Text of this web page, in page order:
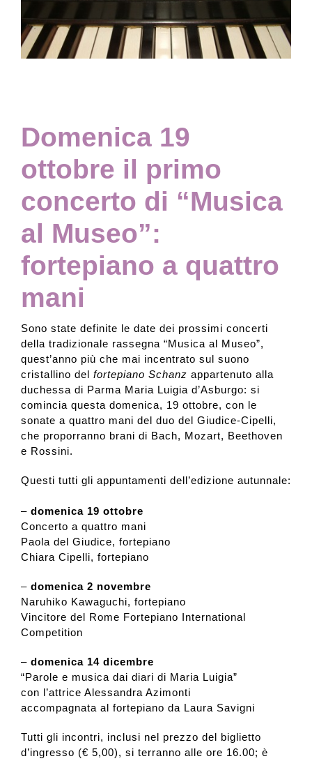
Collezione
Accessibilità
Dona
Cerca
English
Domenica 19
ottobre il primo
concerto di “Musica
al Museo”:
fortepiano a quattro
mani
Sono state definite le date dei prossimi concerti
della tradizionale rassegna “Musica al Museo”,
quest’anno più che mai incentrato sul suono
cristallino del fortepiano Schanz appartenuto alla
duchessa di Parma Maria Luigia d’Asburgo: si
comincia questa domenica, 19 ottobre, con le
sonate a quattro mani del duo del Giudice-Cipelli,
che proporranno brani di Bach, Mozart, Beethoven
e Rossini.
Questi tutti gli appuntamenti dell’edizione autunnale:
– domenica 19 ottobre
Concerto a quattro mani
Paola del Giudice, fortepiano
Chiara Cipelli, fortepiano
– domenica 2 novembre
Naruhiko Kawaguchi, fortepiano
Vincitore del Rome Fortepiano International
Competition
– domenica 14 dicembre
“Parole e musica dai diari di Maria Luigia”
con l’attrice Alessandra Azimonti
accompagnata al fortepiano da Laura Savigni
Tutti gli incontri, inclusi nel prezzo del biglietto
d’ingresso (€ 5,00), si terranno alle ore 16.00; è